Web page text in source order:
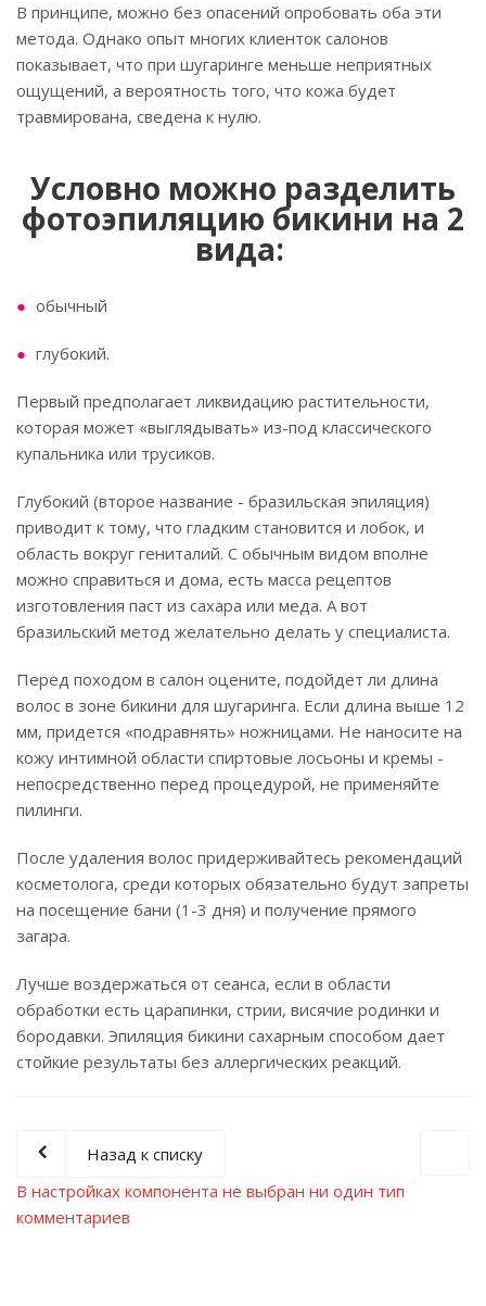
В принципе, можно без опасений опробовать оба эти
метода. Однако опыт многих клиенток салонов
показывает, что при шугаринге меньше неприятных
ощущений, а вероятность того, что кожа будет
травмирована, сведена к нулю.
Условно можно разделить
фотоэпиляцию бикини на 2
вида:
обычный
глубокий.
Первый предполагает ликвидацию растительности,
которая может «выглядывать» из-под классического
купальника или трусиков.
Глубокий (второе название - бразильская эпиляция)
приводит к тому, что гладким становится и лобок, и
область вокруг гениталий. С обычным видом вполне
можно справиться и дома, есть масса рецептов
изготовления паст из сахара или меда. А вот
бразильский метод желательно делать у специалиста.
Перед походом в салон оцените, подойдет ли длина
волос в зоне бикини для шугаринга. Если длина выше 12
мм, придется «подравнять» ножницами. Не наносите на
кожу интимной области спиртовые лосьоны и кремы -
непосредственно перед процедурой, не применяйте
пилинги.
После удаления волос придерживайтесь рекомендаций
косметолога, среди которых обязательно будут запреты
на посещение бани (1-3 дня) и получение прямого
загара.
Лучше воздержаться от сеанса, если в области
обработки есть царапинки, стрии, висячие родинки и
бородавки. Эпиляция бикини сахарным способом дает
стойкие результаты без аллергических реакций.
Назад к списку
В настройках компонента не выбран ни один тип
комментариев